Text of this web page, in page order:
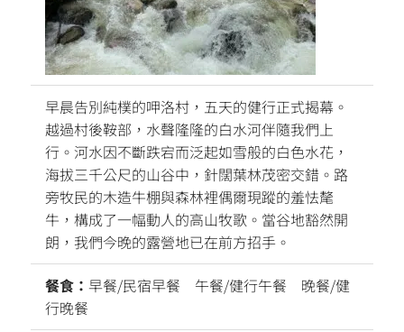
早晨告別純樸的呷洛村，五天的健行正式揭幕。
越過村後鞍部，水聲隆隆的白水河伴隨我們上
行。河水因不斷跌宕而泛起如雪般的白色水花，
海拔三千公尺的山谷中，針闊葉林茂密交錯。路
旁牧民的木造牛棚與森林裡偶爾現蹤的羞怯氂
牛，構成了一幅動人的高山牧歌。當谷地豁然開
朗，我們今晚的露營地已在前方招手。
餐食： 早餐/民宿早餐 午餐/健行午餐 晚餐/健
行晚餐